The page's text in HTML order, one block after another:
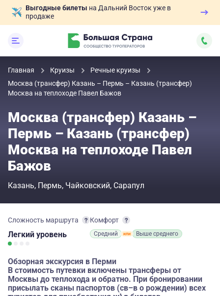
Выгодные билеты на Дальний Восток уже в
продаже
Главная Круизы
Речные круизы
Москва (трансфер) Казань – Пермь – Казань (трансфер)
Москва на теплоходе Павел Бажов
Москва (трансфер) Казань –
Пермь – Казань (трансфер)
Москва на теплоходе Павел
Бажов
Казань Пермь Чайковский Сарапул
Сложность маршрута
Легкий уровень
Комфорт
Средний Выше среднего
Обзорная экскурсия в Перми
В стоимость путевки включены трансферы от
Москвы до теплохода и обратно. При бронировании
присылать сканы паспортов (св–в о рождении) всех